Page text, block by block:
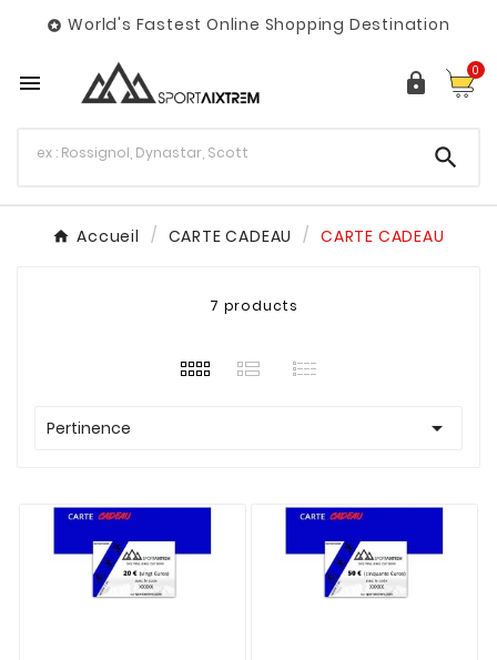
 World's Fastest Online Shopping Destination
  0

Accueil CARTE CADEAU CARTE CADEAU
7 products
Pertinence 